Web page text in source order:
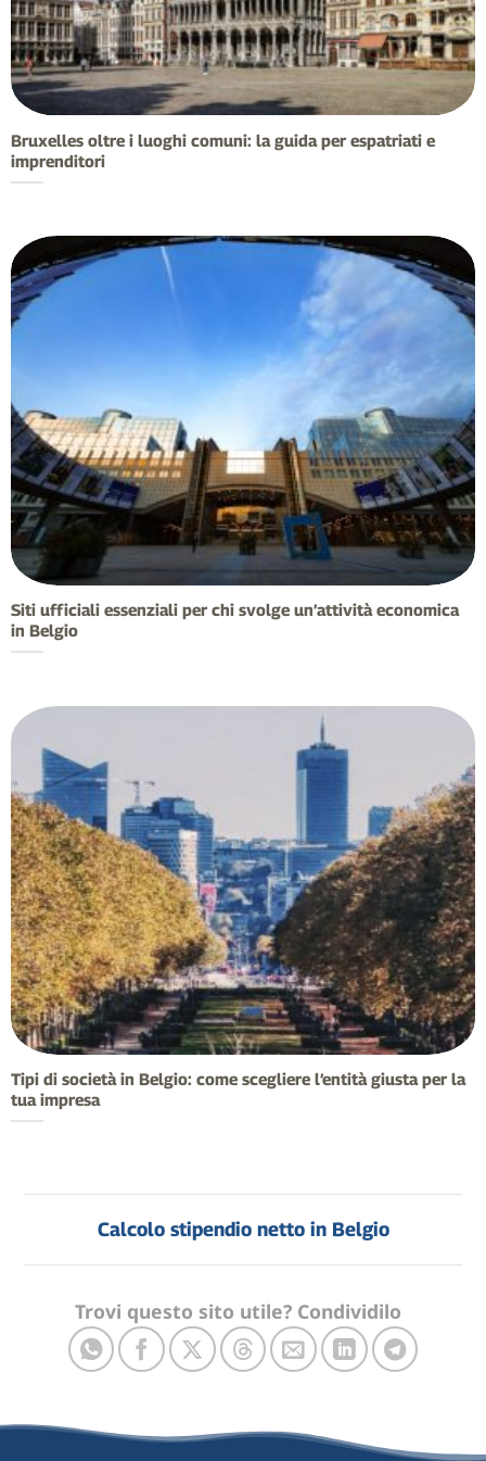
Bruxelles oltre i luoghi comuni: la guida per espatriati e
imprenditori
Siti ufficiali essenziali per chi svolge un’attività economica
in Belgio
Tipi di società in Belgio: come scegliere l’entità giusta per la
tua impresa
Calcolo stipendio netto in Belgio
Trovi questo sito utile? Condividilo